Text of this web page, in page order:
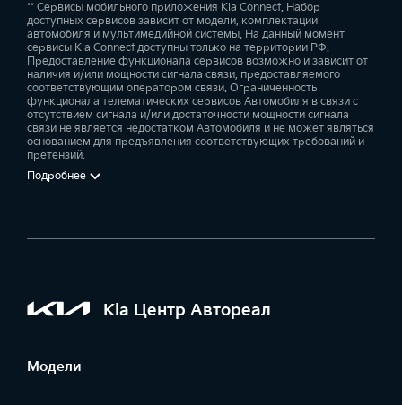
** Сервисы мобильного приложения Kia Connect. Набор
доступных сервисов зависит от модели, комплектации
автомобиля и мультимедийной системы. На данный момент
сервисы Kia Connect доступны только на территории РФ.
Предоставление функционала сервисов возможно и зависит от
наличия и/или мощности сигнала связи, предоставляемого
соответствующим оператором связи. Ограниченность
функционала телематических сервисов Автомобиля в связи с
отсутствием сигнала и/или достаточности мощности сигнала
связи не является недостатком Автомобиля и не может являться
основанием для предъявления соответствующих требований и
претензий.
Подробнее
Kia Центр Автореал
Модели